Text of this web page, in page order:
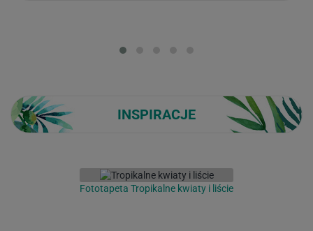
INSPIRACJE
Fototapeta Tropikalne kwiaty i liście